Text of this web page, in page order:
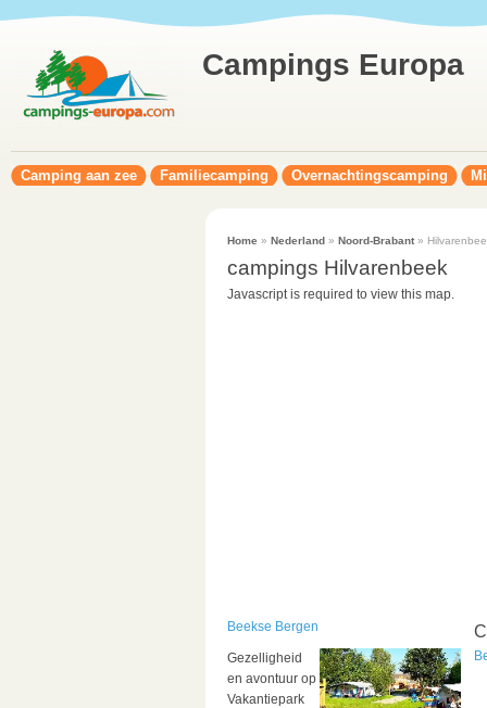
Campings Europa
Camping aan zee Familiecamping Overnachtingscamping
Home » Nederland» Noord-Brabant»
campings Hilvarenbeek‎
Javascript is required to view this map.
Beekse Bergen
Gezelligheid
en avontuur op
Vakantiepark